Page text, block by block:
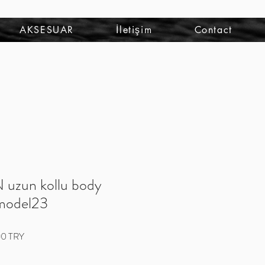
Iniciar sesión
AKSESUAR İletişim Contact
kollu body
TRYPrecio